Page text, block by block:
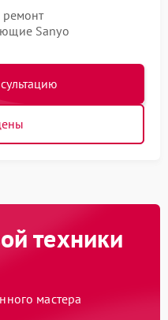
Sanyo
техники
мастера